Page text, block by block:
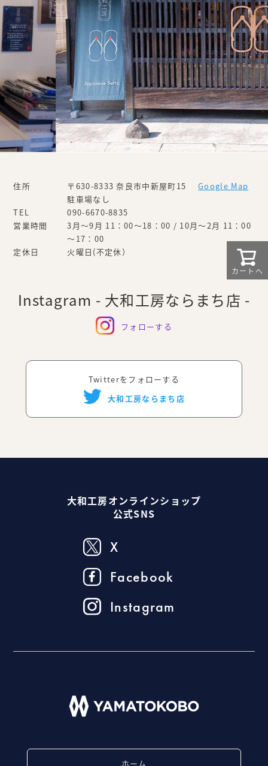
住所 〒630-8333 奈良市中新屋町15
Google Map
駐車場なし
TEL
090-6670-8835
営業時間
3月～9月 11：00～18：00 / 10月～2月 11：00
～17：00
定休日
火曜日(不定休）
Instagram - 大和工房ならまち店 -
フォローする
Twitterをフォローする
大和工房ならまち店
カートへ
大和工房オンラインショップ
公式SNS
X
Facebook
Instagram
ホーム